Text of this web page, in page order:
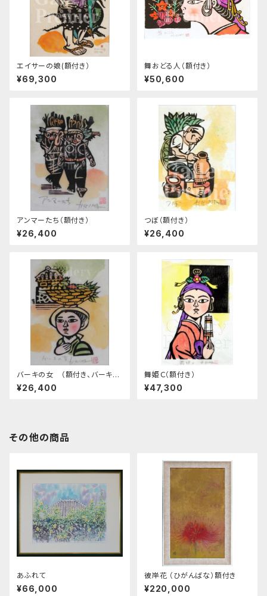
エイサーの娘(額付き）
¥69,300
舞おどる人（額付き）
¥50,600
アンマーたち（額付き）
¥26,400
つぼ（額付き）
¥26,400
バーキの女 （額付き、バーキ＝
かご）
¥26,400
舞姫Ｃ（額付き）
¥47,300
その他の商品
あふれて
¥66,000
彼岸花 （ひがんばな）額付き
¥220,000